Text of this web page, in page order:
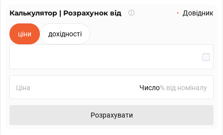
Калькулятор | Розрахунок від
Що
Довідник
ціни дохідності
Ціна % від номіналу
Розрахувати